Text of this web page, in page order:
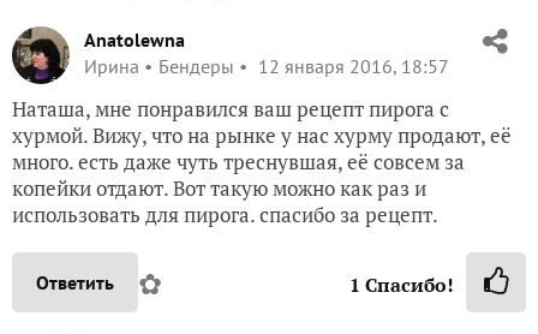
Anatolewna
Ирина
Бендеры 12 января 2016, 18:57
Наташа, мне понравился ваш рецепт пирога с
хурмой. Вижу, что на рынке у нас хурму продают, её
много. есть даже чуть треснувшая, её совсем за
копейки отдают. Вот такую можно как раз и
использовать для пирога. спасибо за рецепт.
Ответить ✿ 1 Спасибо!